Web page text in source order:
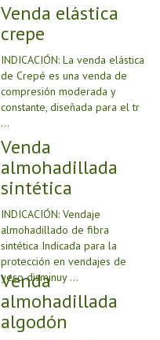
Venda elástica
crepe
INDICACIÓN: La venda elástica
de Crepé es una venda de
compresión moderada y
constante, diseñada para el tr
...
Venda
almohadillada
sintética
INDICACIÓN: Vendaje
almohadillado de fibra
sintética Indicada para la
protección en vendajes de
yeso disminuy ...
Venda
almohadillada
algodón